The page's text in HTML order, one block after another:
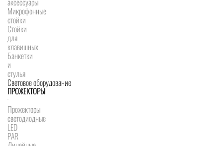
Микрофонные
стойки
Стойки
для
клавишных
Банкетки
и
стулья
Световое оборудование
ПРОЖЕКТОРЫ
Прожекторы
светодиодные
LED
PAR